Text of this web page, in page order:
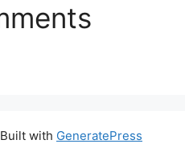
with GeneratePress